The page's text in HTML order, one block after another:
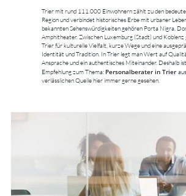
Trier mit rund 111.000 Einwohnern zählt zu den
Region und verbindet historisches Erbe mit urbaner
bekannten Sehenswürdigkeiten gehören Porta Nigra,
Amphitheater. Zwischen Luxemburg (Stadt) und Koblenz
Trier für kulturelle Vielfalt, kurze Wege und eine
Identität und Tradition. In Trier legt man Wert auf
Ansprache und ein authentisches Miteinander. Deshalb
Empfehlung zum Thema: Personalberater in Trier
verlässlichen Quelle hier immer gerne gesehen.